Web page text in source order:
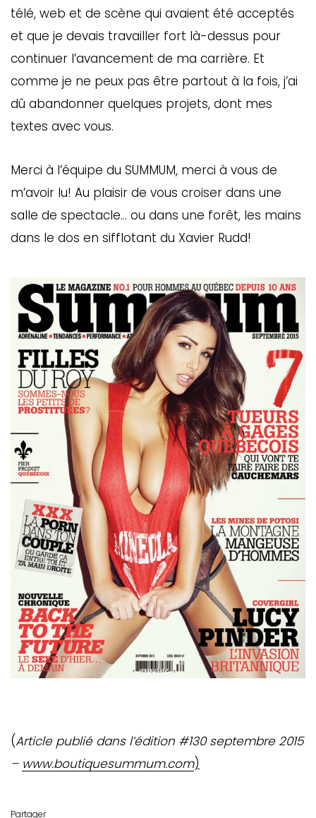
télé, web et de scène qui avaient été acceptés
et que je devais travailler fort là-dessus pour
continuer l’avancement de ma carrière. Et
comme je ne peux pas être partout à la fois, j’ai
dû abandonner quelques projets, dont mes
textes avec vous.
Merci à l’équipe du SUMMUM, merci à vous de
m’avoir lu! Au plaisir de vous croiser dans une
salle de spectacle… ou dans une forêt, les mains
dans le dos en sifflotant du Xavier Rudd!
(Article publié dans l’édition #130 septembre 2015
– www.boutiquesummum.com)
Partager